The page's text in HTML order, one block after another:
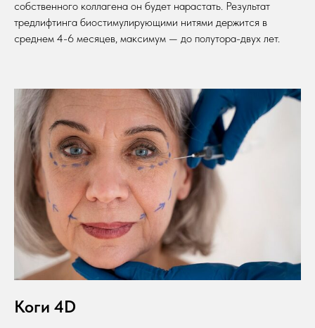
собственного коллагена он будет нарастать. Результат
тредлифтинга биостимулирующими нитями держится в
среднем 4-6 месяцев, максимум — до полутора-двух лет.
Коги 4D